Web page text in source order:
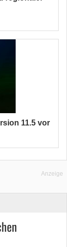
11.5 vor
Anzeige